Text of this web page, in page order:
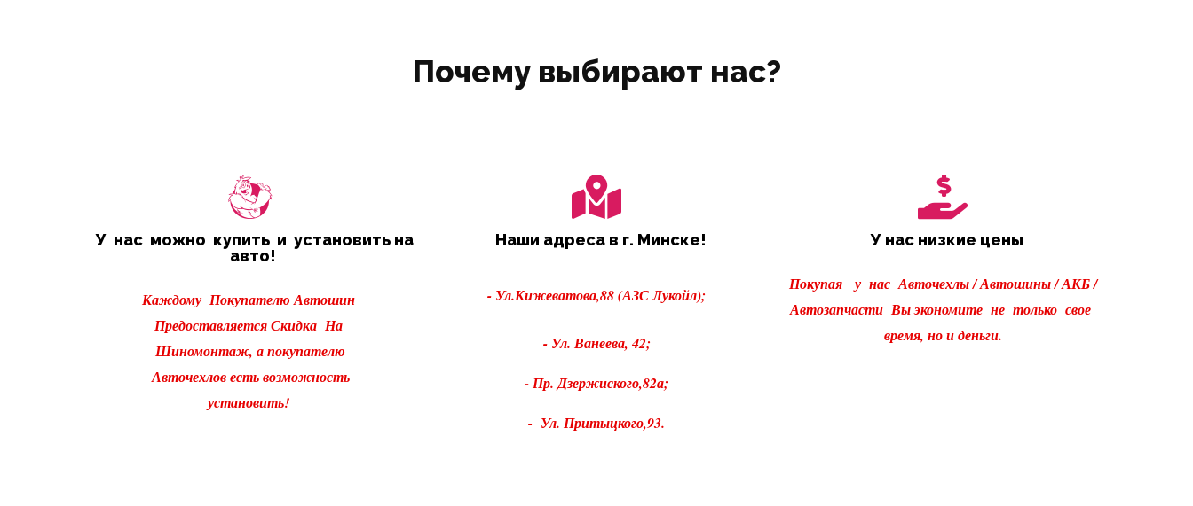
Почему выбирают нас?
У нас можно купить и установить на
авто!
Каждому Покупателю Автошин
Предоставляется Скидка На
Шиномонтаж, а покупателю
Авточехлов есть возможность
установить!
Наши адреса в г. Минске!
- Ул.Кижеватова,88 (АЗС Лукойл);
- Ул. Ванеева, 42;
- Пр. Дзержиского,82а;
- Ул. Притыцкого,93.
У нас низкие цены
Покупая у нас Авточехлы / Автошины / АКБ /
Автозапчасти Вы экономите не только свое
время, но и деньги.